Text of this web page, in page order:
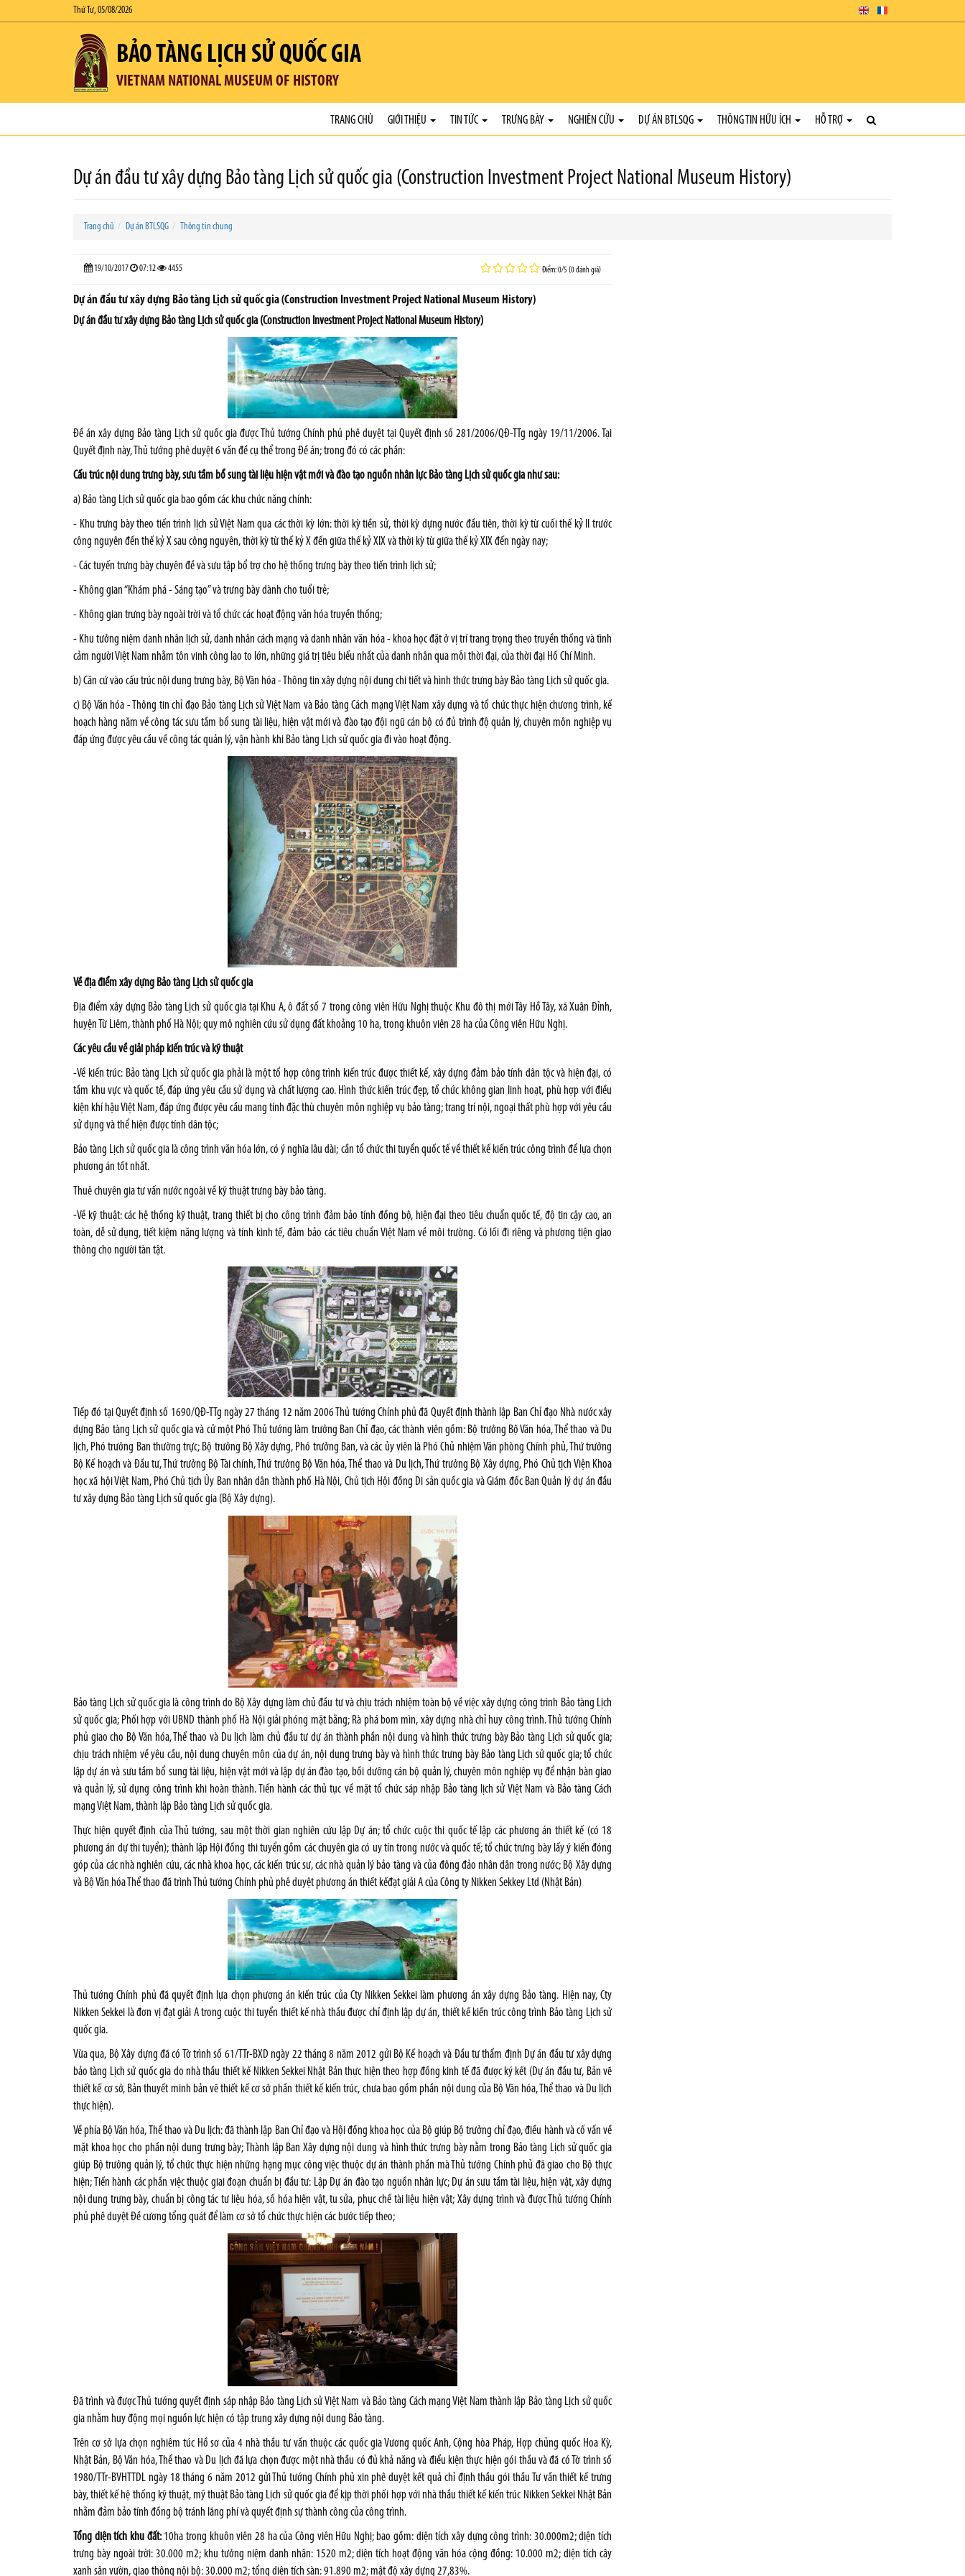
Thứ Tư, 05/08/2026
BẢO TÀNG LỊCH SỬ QUỐC GIA
VIETNAM NATIONAL MUSEUM OF HISTORY
TRANG CHỦ GIỚI THIỆU TIN TỨC TRƯNG BÀY NGHIÊN CỨU DỰ ÁN BTLSQG THÔNG TIN HỮU ÍCH HỖ TRỢ
Dự án đầu tư xây dựng Bảo tàng Lịch sử quốc gia (Construction Investment Project National Museum History)
Trang chủ Dự án BTLSQG Thông tin chung
19/10/2017 07:12 4455 Điểm: 0/5 (0 đánh giá)
Dự án đầu tư xây dựng Bảo tàng Lịch sử quốc gia (Construction Investment Project National Museum History)
Dự án đầu tư xây dựng Bảo tàng Lịch sử quốc gia (Construction Investment Project National Museum History)
Đề án xây dựng Bảo tàng Lịch sử quốc gia được Thủ tướng Chính phủ phê duyệt tại Quyết định số 281/2006/QĐ-TTg ngày 19/11/2006. Tại
Quyết định này, Thủ tướng phê duyệt 6 vấn đề cụ thể trong Đề án; trong đó có các phần:
Cấu trúc nội dung trưng bày, sưu tầm bổ sung tài liệu hiện vật mới và đào tạo nguồn nhân lực Bảo tàng Lịch sử quốc gianhư sau:
a) Bảo tàng Lịch sử quốc gia bao gồm các khu chức năng chính:
- Khu trưng bày theo tiến trình lịch sử Việt Nam qua các thời kỳ lớn: thời kỳ tiền sử, thời kỳ dựng nước đầu tiên, thời kỳ từ cuối thế kỷ II trước
công nguyên đến thế kỷ X sau công nguyên, thời kỳ từ thế kỷ X đến giữa thế kỷ XIX và thời kỳ từ giữa thế kỷ XIX đến ngày nay;
- Các tuyến trưng bày chuyên đề và sưu tập bổ trợ cho hệ thống trưng bày theo tiến trình lịch sử;
- Không gian “Khám phá - Sáng tạo” và trưng bày dành cho tuổi trẻ;
- Không gian trưng bày ngoài trời và tổ chức các hoạt động văn hóa truyền thống;
- Khu tưởng niệm danh nhân lịch sử, danh nhân cách mạng và danh nhân văn hóa - khoa học đặt ở vị trí trang trọng theo truyền thống và tình
cảm người Việt Nam nhằm tôn vinh công lao to lớn, những giá trị tiêu biểu nhất của danh nhân qua mỗi thời đại, của thời đại Hồ Chí Minh.
b) Căn cứ vào cấu trúc nội dung trưng bày, Bộ Văn hóa - Thông tin xây dựng nội dung chi tiết và hình thức trưng bày Bảo tàng Lịch sử quốc gia.
c) Bộ Văn hóa - Thông tin chỉ đạo Bảo tàng Lịch sử Việt Nam và Bảo tàng Cách mạng Việt Nam xây dựng và tổ chức thực hiện chương trình, kế
hoạch hàng năm về công tác sưu tầm bổ sung tài liệu, hiện vật mới và đào tạo đội ngũ cán bộ có đủ trình độ quản lý, chuyên môn nghiệp vụ
đáp ứng được yêu cầu về công tác quản lý, vận hành khi Bảo tàng Lịch sử quốc gia đi vào hoạt động.
Về địa điểm xây dựng Bảo tàng Lịch sử quốc gia
Địa điểm xây dựng Bảo tàng Lịch sử quốc gia tại Khu A, ô đất số 7 trong công viên Hữu Nghị thuộc Khu đô thị mới Tây Hồ Tây, xã Xuân Đỉnh,
huyện Từ Liêm, thành phố Hà Nội; quy mô nghiên cứu sử dụng đất khoảng 10 ha, trong khuôn viên 28 ha của Công viên Hữu Nghị.
Các yêu cầu về giải pháp kiến trúc và kỹ thuật
-Về kiến trúc: Bảo tàng Lịch sử quốc gia phải là một tổ hợp công trình kiến trúc được thiết kế, xây dựng đảm bảo tính dân tộc và hiện đại, có
tầm khu vực và quốc tế, đáp ứng yêu cầu sử dụng và chất lượng cao. Hình thức kiến trúc đẹp, tổ chức không gian linh hoạt, phù hợp với điều
kiện khí hậu Việt Nam, đáp ứng được yêu cầu mang tính đặc thù chuyên môn nghiệp vụ bảo tàng; trang trí nội, ngoại thất phù hợp với yêu cầu
sử dụng và thể hiện được tính dân tộc;
Bảo tàng Lịch sử quốc gia là công trình văn hóa lớn, có ý nghĩa lâu dài; cần tổ chức thi tuyển quốc tế về thiết kế kiến trúc công trình để lựa chọn
phương án tốt nhất.
Thuê chuyên gia tư vấn nước ngoài về kỹ thuật trưng bày bảo tàng.
-Về kỹ thuật: các hệ thống kỹ thuật, trang thiết bị cho công trình đảm bảo tính đồng bộ, hiện đại theo tiêu chuẩn quốc tế, độ tin cậy cao, an
toàn, dễ sử dụng, tiết kiệm năng lượng và tính kinh tế, đảm bảo các tiêu chuẩn Việt Nam về môi trường. Có lối đi riêng và phương tiện giao
thông cho người tàn tật.
Tiếp đó tại Quyết định số 1690/QĐ-TTg ngày 27 tháng 12 năm 2006 Thủ tướng Chính phủ đã Quyết định thành lập Ban Chỉ đạo Nhà nước xây
dựng Bảo tàng Lịch sử quốc gia và cử một Phó Thủ tướng làm trưởng Ban Chỉ đạo, các thành viên gồm: Bộ trưởng Bộ Văn hóa, Thể thao và Du
lịch, Phó trưởng Ban thường trực; Bộ trưởng Bộ Xây dựng, Phó trưởng Ban, và các ủy viên là Phó Chủ nhiệm Văn phòng Chính phủ, Thứ trưởng
Bộ Kế hoạch và Đầu tư, Thứ trưởng Bộ Tài chính, Thứ trưởng Bộ Văn hóa, Thể thao và Du lịch, Thứ trưởng Bộ Xây dựng, Phó Chủ tịch Viện Khoa
học xã hội Việt Nam, Phó Chủ tịch Ủy Ban nhân dân thành phố Hà Nội, Chủ tịch Hội đồng Di sản quốc gia và Giám đốc Ban Quản lý dự án đầu
tư xây dựng Bảo tàng Lịch sử quốc gia (Bộ Xây dựng).
Bảo tàng Lịch sử quốc gia là công trình do Bộ Xây dựng làm chủ đầu tư và chịu trách nhiệm toàn bộ về việc xây dựng công trình Bảo tàng Lịch
sử quốc gia; Phối hợp với UBND thành phố Hà Nội giải phóng mặt bằng; Rà phá bom mìn, xây dựng nhà chỉ huy công trình. Thủ tướng Chính
phủ giao cho Bộ Văn hóa, Thể thao và Du lịch làm chủ đầu tư dự án thành phần nội dung và hình thức trưng bày Bảo tàng Lịch sử quốc gia;
chịu trách nhiệm về yêu cầu, nội dung chuyên môn của dự án, nội dung trưng bày và hình thức trưng bày Bảo tàng Lịch sử quốc gia; tổ chức
lập dự án và sưu tầm bổ sung tài liệu, hiện vật mới và lập dự án đào tạo, bồi dưỡng cán bộ quản lý, chuyên môn nghiệp vụ để nhận bàn giao
và quản lý, sử dụng công trình khi hoàn thành. Tiến hành các thủ tục về mặt tổ chức sáp nhập Bảo tàng lịch sử Việt Nam và Bảo tàng Cách
mạng Việt Nam, thành lập Bảo tàng Lịch sử quốc gia.
Thực hiện quyết định của Thủ tướng, sau một thời gian nghiên cứu lập Dự án; tổ chức cuộc thi quốc tế lập các phương án thiết kế (có 18
phương án dự thi tuyển); thành lập Hội đồng thi tuyển gồm các chuyên gia có uy tín trong nước và quốc tế; tổ chức trưng bày lấy ý kiến đóng
góp của các nhà nghiên cứu, các nhà khoa học, các kiến trúc sư, các nhà quản lý bảo tàng và của đông đảo nhân dân trong nước; Bộ Xây dựng
và Bộ Văn hóa Thể thao đã trình Thủ tướng Chính phủ phê duyệt phương án thiết kếđạt giải A của Công ty Nikken Sekkey Ltd (Nhật Bản)
Thủ tướng Chính phủ đã quyết định lựa chọn phương án kiến trúc của Cty Nikken Sekkei làm phương án xây dựng Bảo tàng. Hiện nay, Cty
Nikken Sekkei là đơn vị đạt giải A trong cuộc thi tuyển thiết kế nhà thầu được chỉ định lập dự án, thiết kế kiến trúc công trình Bảo tàng Lịch sử
quốc gia.
Vừa qua, Bộ Xây dựng đã có Tờ trình số 61/TTr-BXD ngày 22 tháng 8 năm 2012 gửi Bộ Kế hoạch và Đầu tư thẩm định Dự án đầu tư xây dựng
bảo tàng Lịch sử quốc gia do nhà thầu thiết kế Nikken Sekkei Nhật Bản thực hiện theo hợp đồng kinh tế đã được ký kết (Dự án đầu tư, Bản vẽ
thiết kế cơ sở, Bản thuyết minh bản vẽ thiết kế cơ sở phần thiết kế kiến trúc, chưa bao gồm phần nội dung của Bộ Văn hóa, Thể thao và Du lịch
thực hiện).
Về phía Bộ Văn hóa, Thể thao và Du lịch: đã thành lập Ban Chỉ đạo và Hội đồng khoa học của Bộ giúp Bộ trưởng chỉ đạo, điều hành và cố vấn về
mặt khoa học cho phần nội dung trưng bày; Thành lập Ban Xây dựng nội dung và hình thức trưng bày nằm trong Bảo tàng Lịch sử quốc gia
giúp Bộ trưởng quản lý, tổ chức thực hiện những hạng mục công việc thuộc dự án thành phần mà Thủ tướng Chính phủ đã giao cho Bộ thực
hiện; Tiến hành các phần việc thuộc giai đoạn chuẩn bị đầu tư: Lập Dự án đào tạo nguồn nhân lực; Dự án sưu tầm tài liệu, hiện vật, xây dựng
nội dung trưng bày, chuẩn bị công tác tư liệu hóa, số hóa hiện vật, tu sửa, phục chế tài liệu hiện vật; Xây dựng trình và được Thủ tướng Chính
phủ phê duyệt Đề cương tổng quát để làm cơ sở tổ chức thực hiện các bước tiếp theo;
Đã trình và được Thủ tướng quyết định sáp nhập Bảo tàng Lịch sử Việt Nam và Bảo tàng Cách mạng Việt Nam thành lập Bảo tàng Lịch sử quốc
gia nhằm huy động mọi nguồn lực hiện có tập trung xây dựng nội dung Bảo tàng.
Trên cơ sở lựa chọn nghiêm túc Hồ sơ của 4 nhà thầu tư vấn thuộc các quốc gia Vương quốc Anh, Cộng hòa Pháp, Hợp chủng quốc Hoa Kỳ,
Nhật Bản, Bộ Văn hóa, Thể thao và Du lịch đã lựa chọn được một nhà thầu có đủ khả năng và điểu kiện thực hiện gói thầu và đã có Tờ trình số
1980/TTr-BVHTTDL ngày 18 tháng 6 năm 2012 gửi Thủ tướng Chính phủ xin phê duyệt kết quả chỉ định thầu gói thầu Tư vấn thiết kế trưng
bày, thiết kế hệ thống kỹ thuật, mỹ thuật Bảo tàng Lịch sử quốc gia để kịp thời phối hợp với nhà thầu thiết kế kiến trúc Nikken Sekkei Nhật Bản
nhằm đảm bảo tính đồng bộ tránh lãng phí và quyết định sự thành công của công trình.
Tổng diện tích khu đất:10ha trong khuôn viên 28 ha của Công viên Hữu Nghị; bao gồm: diện tích xây dựng công trình: 30.000m2; diện tích
trưng bày ngoài trời: 30.000 m2; khu tưởng niệm danh nhân: 1520 m2; diện tích hoạt động văn hóa cộng đồng: 10.000 m2; diện tích cây
xanh sân vườn, giao thông nội bộ: 30.000 m2; tổng diện tích sàn: 91.890 m2; mật độ xây dựng 27,83%.